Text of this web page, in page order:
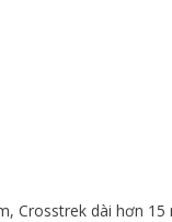
Crosstrek dài hơn